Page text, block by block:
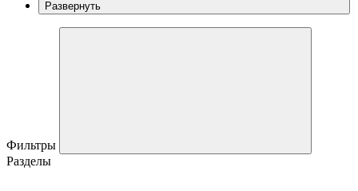
Развернуть
Фильтры
Разделы